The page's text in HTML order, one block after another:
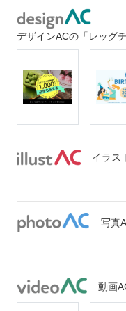
デザインACの「レッグ
イラス
写真
動画